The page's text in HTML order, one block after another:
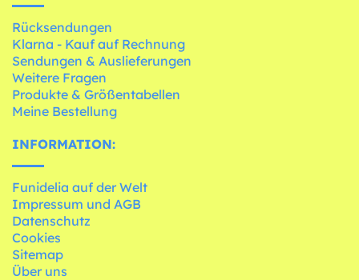
Rücksendungen
Klarna - Kauf auf Rechnung
Sendungen & Auslieferungen
Weitere Fragen
Produkte & Größentabellen
Meine Bestellung
INFORMATION:
Funidelia auf der Welt
Impressum und AGB
Datenschutz
Cookies
Sitemap
Über uns